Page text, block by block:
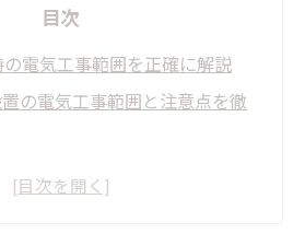
目次
電気工事範囲を正確に解説
の電気工事範囲と注意点を徹
ントや配線の電気工事が必要な